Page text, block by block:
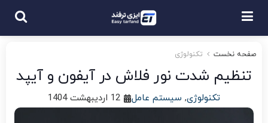
صفحه نخست تکنولوژی
تنظیم شدت نور فلاش در آیفون و آیپد
تکنولوژی, سیستم عامل 12 اردیبهشت 1404